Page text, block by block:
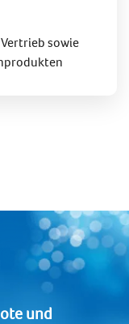
sowie
und